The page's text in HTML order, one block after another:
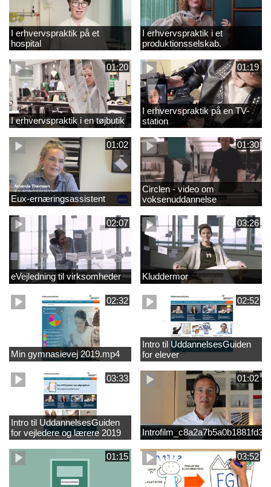
I erhvervspraktik på et
hospital
I erhvervspraktik i et
produktionsselskab.
01:20
I erhvervspraktik i en tøjbutik
01:19
I erhvervspraktik på en TV-
station
01:02
Eux-ernæringsassistent
01:30
Circlen - video om
voksenuddannelse
02:07
eVejledning til virksomheder
03:26
Kluddermor
02:32
Min gymnasievej 2019.mp4
02:52
Intro til UddannelsesGuiden
for elever
03:33
Intro til UddannelsesGuiden
for vejledere og lærere 2019
01:02
01:15 03:52